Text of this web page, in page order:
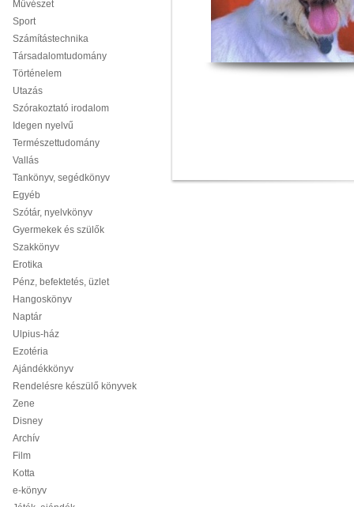
Művészet
Sport
Számítástechnika
Társadalomtudomány
Történelem
Utazás
Szórakoztató irodalom
Idegen nyelvű
Természettudomány
Vallás
Tankönyv, segédkönyv
Egyéb
Szótár, nyelvkönyv
Gyermekek és szülők
Szakkönyv
Erotika
Pénz, befektetés, üzlet
Hangoskönyv
Naptár
Ulpius-ház
Ezotéria
Ajándékkönyv
Rendelésre készülő könyvek
Zene
Disney
Archív
Film
Kotta
e-könyv